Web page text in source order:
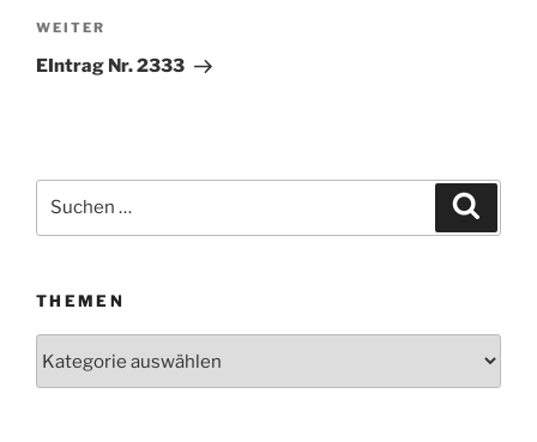
Nächster
Beitrag
WEITER
EIntrag Nr. 2333
THEMEN